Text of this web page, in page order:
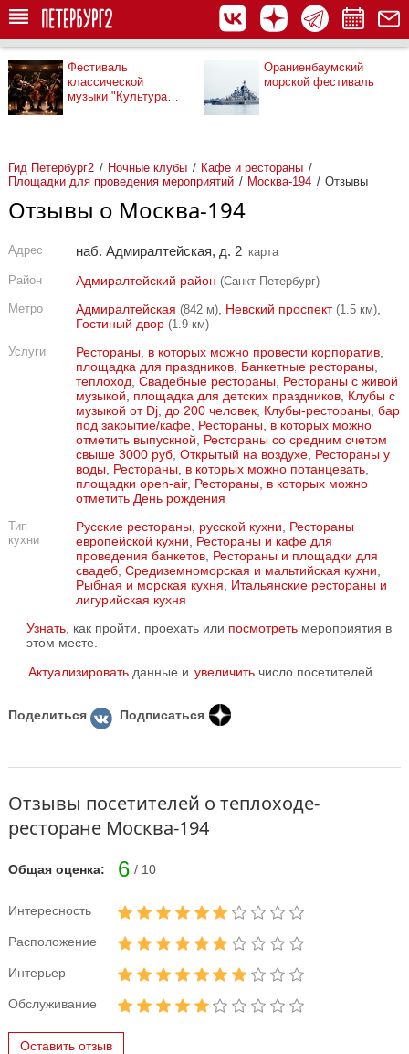
Фестиваль
классической
музыки "Культура
Ораниенбаумский
морской фестиваль
Гид Петербург2 Ночные клубы
Кафе и рестораны
Площадки для проведения мероприятий
Москва-194 Отзывы
Отзывы о Москва-194
Адрес наб. Адмиралтейская, д. 2 карта
Район Адмиралтейский район (Санкт-Петербург)
Метро
Адмиралтейская (842 м), Невский проспект (1.5 км),
Гостиный двор (1.9 км)
Услуги
Рестораны, в которых можно провести корпоратив,
площадка для праздников, Банкетные рестораны
теплоход Свадебные рестораны
Рестораны с живой
музыкой
площадка для детских праздников, Клубы с
музыкой от Dj, до 200 человек, Клубы-рестораны бар
под закрытие/кафе, Рестораны, в которых можно
отметить выпускной
Рестораны со средним счетом
свыше 3000 руб, Открытый на воздухе, Рестораны у
воды
Рестораны, в которых можно потанцевать,
площадки open-air, Рестораны, в которых можно
отметить День рождения
Тип
кухни
Русские рестораны, русской кухни
Рестораны
европейской кухни
Рестораны и кафе для
проведения банкетов, Рестораны и площадки для
свадеб, Средиземноморская и мальтийская кухни
Рыбная и морская кухня
Итальянские рестораны и
лигурийская кухня
Узнать , как пройти, проехать или посмотреть мероприятия в
этом месте.
Актуализировать данные и увеличить число посетителей
Поделиться Подписаться
Отзывы посетителей о теплоходе-
ресторане Москва-194
Общая оценка: 6 / 10
Интересность
Расположение
Интерьер
Обслуживание
Оставить отзыв